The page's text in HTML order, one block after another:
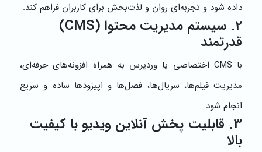
داده شود و تجربه‌ای روان و لذت‌بخش برای کاربران فراهم کند.
2. سیستم مدیریت محتوا (CMS)
قدرتمند
با CMS اختصاصی یا وردپرس به همراه افزونه‌های حرفه‌ای،
مدیریت فیلم‌ها، سریال‌ها، فصل‌ها و اپیزودها ساده و سریع
انجام شود.
3. قابلیت پخش آنلاین ویدیو با کیفیت
بالا